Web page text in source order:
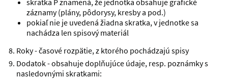
skratka P znamená, že jednotka obsahuje grafické
záznamy (plány, pôdorysy, kresby a pod.)
pokiaľ nie je uvedená žiadna skratka, v jednotke sa
nachádza len spisový materiál
Roky - časové rozpätie, z ktorého pochádzajú spisy
Dodatok - obsahuje doplňujúce údaje, resp. poznámky s
nasledovnými skratkami: